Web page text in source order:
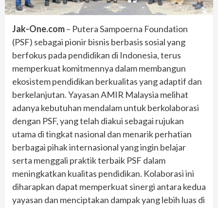
Jak-One.com– Putera Sampoerna Foundation
(PSF) sebagai pionir bisnis berbasis sosial yang
berfokus pada pendidikan di Indonesia, terus
memperkuat komitmennya dalam membangun
ekosistem pendidikan berkualitas yang adaptif dan
berkelanjutan. Yayasan AMIR Malaysia melihat
adanya kebutuhan mendalam untuk berkolaborasi
dengan PSF, yang telah diakui sebagai rujukan
utama di tingkat nasional dan menarik perhatian
berbagai pihak internasional yang ingin belajar
serta menggali praktik terbaik PSF dalam
meningkatkan kualitas pendidikan. Kolaborasi ini
diharapkan dapat memperkuat sinergi antara kedua
yayasan dan menciptakan dampak yang lebih luas di